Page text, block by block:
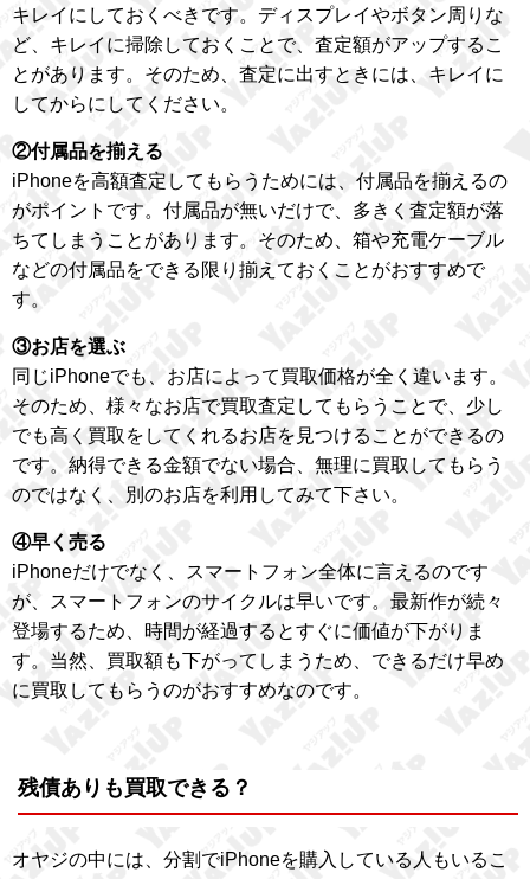
キレイにしておくべきです。ディスプレイやボタン周りな
ど、キレイに掃除しておくことで、査定額がアップするこ
とがあります。そのため、査定に出すときには、キレイに
してからにしてください。
②付属品を揃える
iPhoneを高額査定してもらうためには、付属品を揃えるの
がポイントです。付属品が無いだけで、多きく査定額が落
ちてしまうことがあります。そのため、箱や充電ケーブル
などの付属品をできる限り揃えておくことがおすすめで
す。
③お店を選ぶ
同じiPhoneでも、お店によって買取価格が全く違います。
そのため、様々なお店で買取査定してもらうことで、少し
でも高く買取をしてくれるお店を見つけることができるの
です。納得できる金額でない場合、無理に買取してもらう
のではなく、別のお店を利用してみて下さい。
④早く売る
iPhoneだけでなく、スマートフォン全体に言えるのです
が、スマートフォンのサイクルは早いです。最新作が続々
登場するため、時間が経過するとすぐに価値が下がりま
す。当然、買取額も下がってしまうため、できるだけ早め
に買取してもらうのがおすすめなのです。
残債ありも買取できる？
オヤジの中には、分割でiPhoneを購入している人もいるこ